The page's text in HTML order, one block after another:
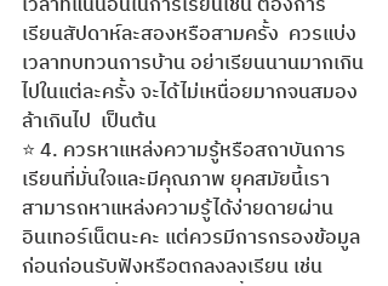
เรียนสัปดาห์ละสองหรือสามครั้ง  ควรแบ่ง
เวลาทบทวนการบ้าน อย่าเรียนนานมากเกิน
ไปในแต่ละครั้ง จะได้ไม่เหนื่อยมากจนสมอง
ล้าเกินไป  เป็นต้น
⭐️ 4. ควรหาแหล่งความรู้หรือสถาบันการ
เรียนที่มั่นใจและมีคุณภาพ ยุคสมัยนี้เรา
สามารถหาแหล่งความรู้ได้ง่ายดายผ่าน
อินเทอร์เน็ตนะคะ แต่ควรมีการกรองข้อมูล
ก่อนก่อนรับฟังหรือตกลงลงเรียน เช่น